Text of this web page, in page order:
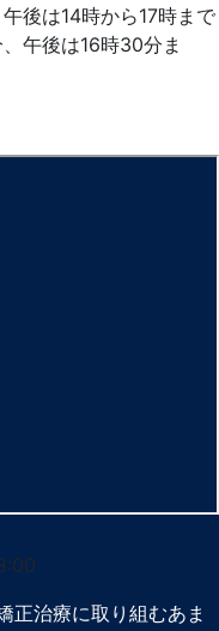
後は14時から17時まで
午後は16時30分ま
正治療に取り組むあま